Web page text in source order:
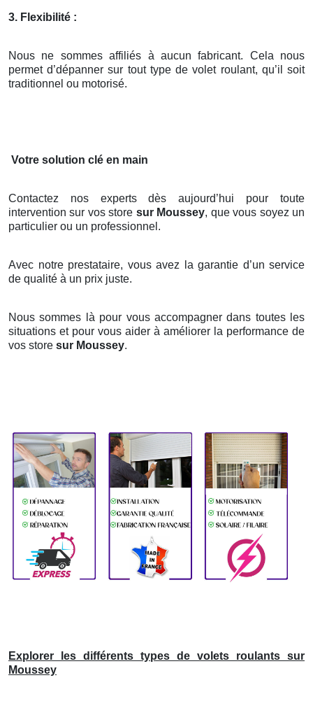
3. Flexibilité :
Nous ne sommes affiliés à aucun fabricant. Cela nous
permet d’dépanner sur tout type de volet roulant, qu’il soit
traditionnel ou motorisé.
Votre solution clé en main
Contactez nos experts dès aujourd’hui pour toute
intervention sur vos store sur Moussey, que vous soyez un
particulier ou un professionnel.
Avec notre prestataire, vous avez la garantie d’un service
de qualité à un prix juste.
Nous sommes là pour vous accompagner dans toutes les
situations et pour vous aider à améliorer la performance de
vos store sur Moussey.
Explorer les différents types de volets roulants sur
Moussey